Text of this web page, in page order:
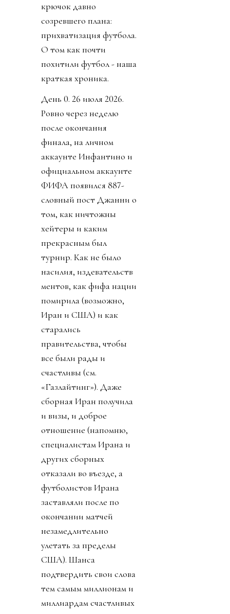
крючок давно
созревшего плана:
прихватизация футбола.
О том как почти
похитили футбол - наша
краткая хроника.
День 0. 26 июля 2026.
Ровно через неделю
после окончания
финала, на личном
аккаунте Инфантино и
официальном аккаунте
ФИФА появился 887-
словный пост Джанни о
том, как ничтожны
хейтеры и каким
прекрасным был
турнир. Как не было
насилия, издевательств
ментов, как фифа нации
помирила (возможно,
Иран и США) и как
старались
правительства, чтобы
все были рады и
счастливы (см.
«Газлайтинг»). Даже
сборная Иран получила
и визы, и доброе
отношение (напомню,
специалистам Ирана и
других сборных
отказали во въезде, а
футболистов Ирана
заставляли после по
окончании матчей
незамедлительно
улетать за пределы
США). Шанса
подтвердить свои слова
тем самым миллионам и
миллиардам счастливых